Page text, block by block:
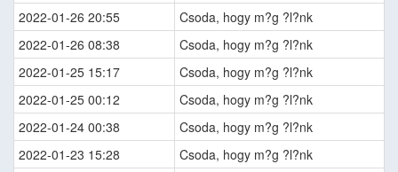
2022-01-26 20:55
Csoda, hogy m?g ?l?nk
2022-01-26 08:38
Csoda, hogy m?g ?l?nk
2022-01-25 15:17
Csoda, hogy m?g ?l?nk
2022-01-25 00:12
Csoda, hogy m?g ?l?nk
2022-01-24 00:38
Csoda, hogy m?g ?l?nk
2022-01-23 15:28
Csoda, hogy m?g ?l?nk